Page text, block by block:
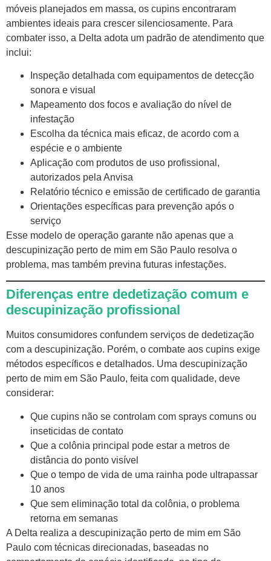
móveis planejados em massa, os cupins encontraram
ambientes ideais para crescer silenciosamente. Para
combater isso, a Delta adota um padrão de atendimento que
inclui:
Inspeção detalhada com equipamentos de detecção
sonora e visual
Mapeamento dos focos e avaliação do nível de
infestação
Escolha da técnica mais eficaz, de acordo com a
espécie e o ambiente
Aplicação com produtos de uso profissional,
autorizados pela Anvisa
Relatório técnico e emissão de certificado de garantia
Orientações específicas para prevenção após o
serviço
Esse modelo de operação garante não apenas que a
descupinização perto de mim em São Paulo resolva o
problema, mas também previna futuras infestações.
Diferenças entre dedetização comum e
descupinização profissional
Muitos consumidores confundem serviços de dedetização
com a descupinização. Porém, o combate aos cupins exige
métodos específicos e detalhados. Uma descupinização
perto de mim em São Paulo, feita com qualidade, deve
considerar:
Que cupins não se controlam com sprays comuns ou
inseticidas de contato
Que a colônia principal pode estar a metros de
distância do ponto visível
Que o tempo de vida de uma rainha pode ultrapassar
10 anos
Que sem eliminação total da colônia, o problema
retorna em semanas
A Delta realiza a descupinização perto de mim em São
Paulo com técnicas direcionadas, baseadas no